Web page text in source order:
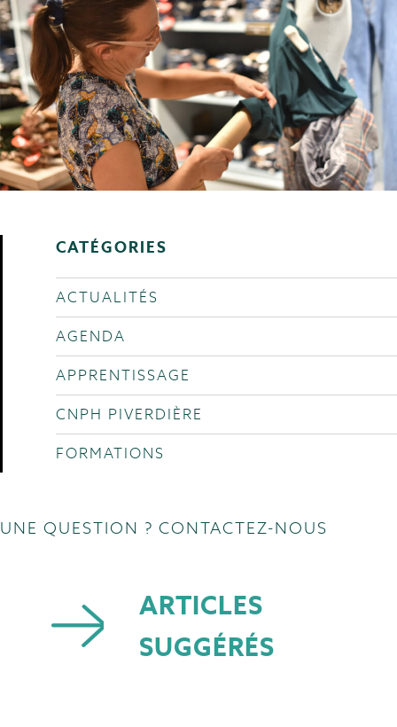
CATÉGORIES
ACTUALITÉS
AGENDA
APPRENTISSAGE
CNPH PIVERDIÈRE
FORMATIONS
UNE QUESTION ? CONTACTEZ-NOUS
ARTICLES
SUGGÉRÉS